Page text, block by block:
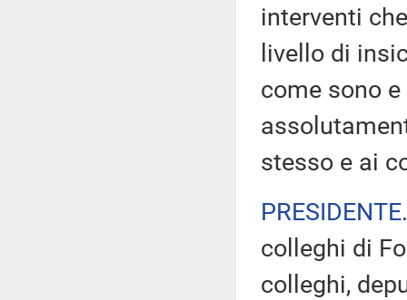
interventi
livello di
come sono
stesso e ai
PRESIDENTE
colleghi di
colleghi,